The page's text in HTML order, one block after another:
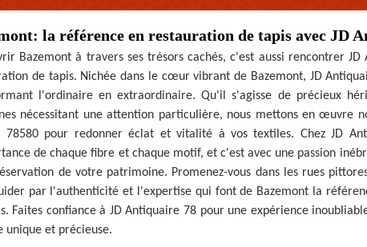
la référence en restauration de tapis avec JD
Bazemont à travers ses trésors cachés, c'est aussi rencontrer
de tapis. Nichée dans le cœur vibrant de Bazemont, JD
l'ordinaire en extraordinaire. Qu'il s'agisse de précieux
nécessitant une attention particulière, nous mettons en œuvre
pour redonner éclat et vitalité à vos textiles. Chez JD
de chaque fibre et chaque motif, et c'est avec une passion
de votre patrimoine. Promenez-vous dans les rues
par l'authenticité et l'expertise qui font de Bazemont la
Faites confiance à JD Antiquaire 78 pour une expérience
unique et précieuse.